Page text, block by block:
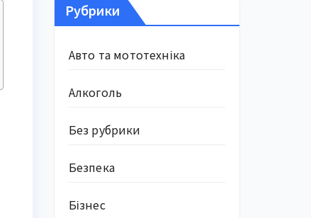
Рубрики
Авто та мототехніка
Алкоголь
Без рубрики
Безпека
Бізнес